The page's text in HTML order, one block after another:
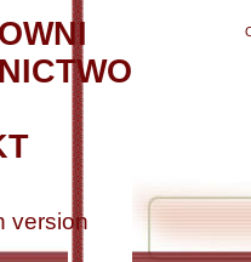
version